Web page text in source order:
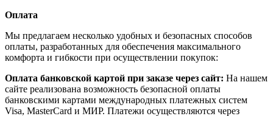
Оплата
Мы предлагаем несколько удобных и безопасных способов
оплаты, разработанных для обеспечения максимального
комфорта и гибкости при осуществлении покупок:
Оплата банковской картой при заказе через сайт: На нашем
сайте реализована возможность безопасной оплаты
банковскими картами международных платежных систем
Visa, MasterCard и МИР. Платежи осуществляются через